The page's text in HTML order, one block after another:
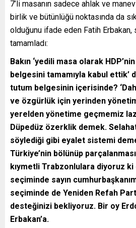
7’li masanın sadece ahlak ve
birlik ve bütünlüğü noktasında da
olduğunu ifade eden Fatih
tamamladı:
Bakın ‘yedili masa olarak
belgesini tamamıyla kabul ettik’
tutum belgesinin içerisinde?
ve özgürlük için yerinden
yerelden yönetime geçmemiz
Düpedüz özerklik demek.
söylediği gibi eyalet sistemi
Türkiye’nin bölünüp
kıymetli Trabzonlulara diyoruz ki
seçiminde sayın
seçiminde de Yeniden Refah
desteğinizi bekliyoruz. Bir oy
Erbakan’a.